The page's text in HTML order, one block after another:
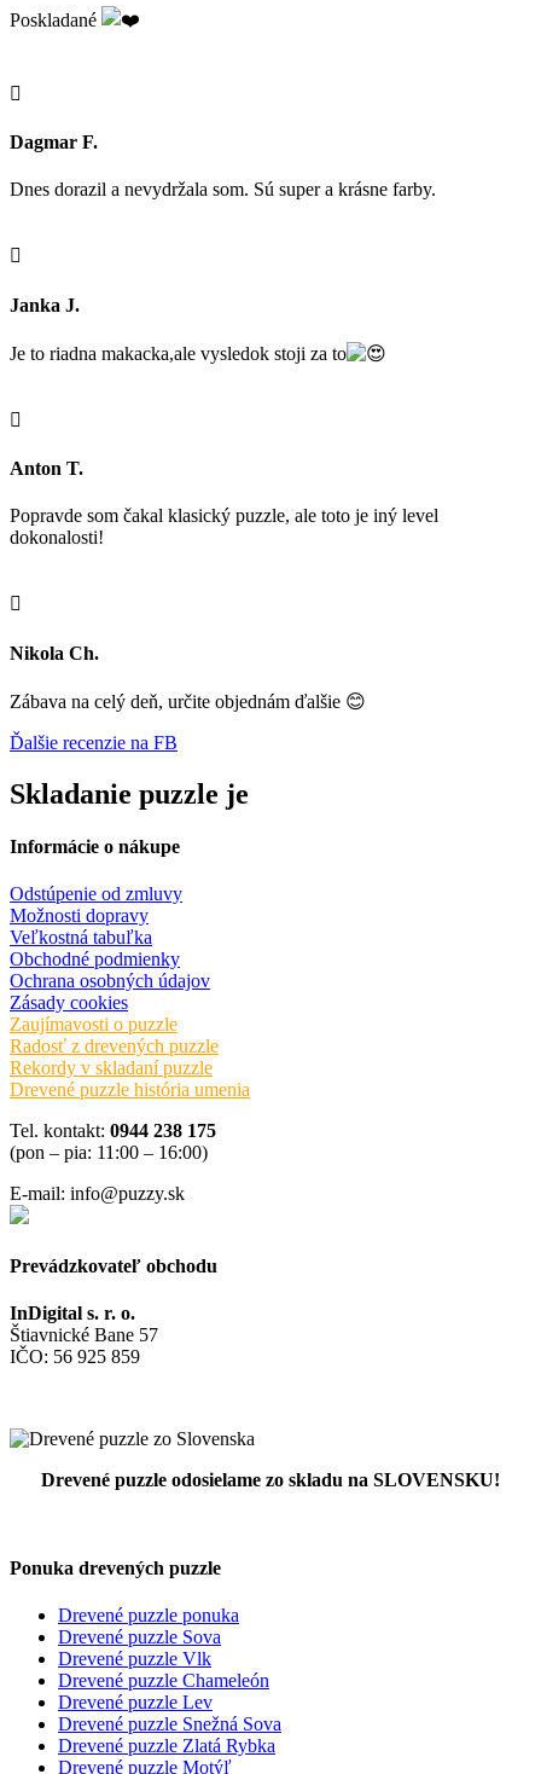
Poskladané

Dagmar F.
Dnes dorazil a nevydržala som. Sú super a krásne farby.

Janka J.
Je to riadna makacka,ale vysledok stoji za to

Anton T.
Popravde som čakal klasický puzzle, ale toto je iný level
dokonalosti!

Nikola Ch.
Zábava na celý deň, určite objednám ďalšie 😊
Ďalšie recenzie na FB
Skladanie puzzle je
Informácie o nákupe
Odstúpenie od zmluvy
Možnosti dopravy
Veľkostná tabuľka
Obchodné podmienky
Ochrana osobných údajov
Zásady cookies
Zaujímavosti o puzzle
Radosť z drevených puzzle
Rekordy v skladaní puzzle
Drevené puzzle história umenia
Tel. kontakt: 0944 238 175
(pon – pia: 11:00 – 16:00)
E-mail: info@puzzy.sk
Prevádzkovateľ obchodu
InDigital s. r. o.
Štiavnické Bane 57
IČO: 56 925 859
Drevené puzzle odosielame zo skladu na SLOVENSKU!
Ponuka drevených puzzle
Drevené puzzle ponuka
Drevené puzzle Sova
Drevené puzzle Vlk
Drevené puzzle Chameleón
Drevené puzzle Lev
Drevené puzzle Snežná Sova
Drevené puzzle Zlatá Rybka
Drevené puzzle Motýľ